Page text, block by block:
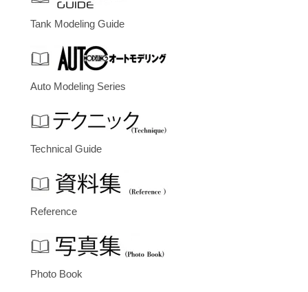
Tank Modeling Guide
Auto Modeling Series
Technical Guide
Reference
Photo Book